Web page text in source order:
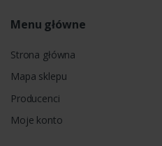
Menu główne
Strona główna
Mapa sklepu
Producenci
Moje konto